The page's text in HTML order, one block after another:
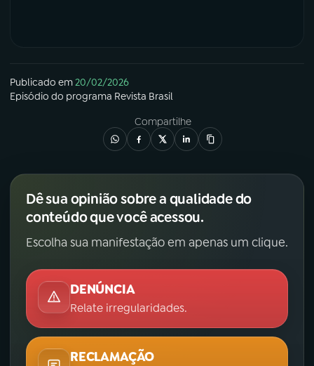
Publicado em20/02/2026
Episódio do programa Revista Brasil
Compartilhe
Dê sua opinião sobre a qualidade do
conteúdo que você acessou.
Escolha sua manifestação em apenas um clique.
DENÚNCIA
Relate irregularidades.
RECLAMAÇÃO